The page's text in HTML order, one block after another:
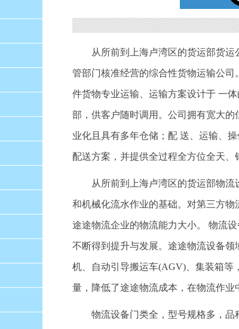
从所前到上海卢湾区的货运部货
管部门核准经营的综合性货物运输公
件货物专业运输、运输方案设计于 一
部，供客户随时调用。公司拥有宽大
业化且具有多年仓储；配 送、运输、
配送方案，并提供全过程全方位全天
从所前到上海卢湾区的货运部物
和机械化流水作业的基础。对第三方
途途物流企业的物流能力大小。 物流
不断得到提升与发展。途途物流设备
机、自动引导搬运车(AGV)、集装箱等
量，降低了途途物流成本，在物流作业
物流设备门类全，型号规格多，